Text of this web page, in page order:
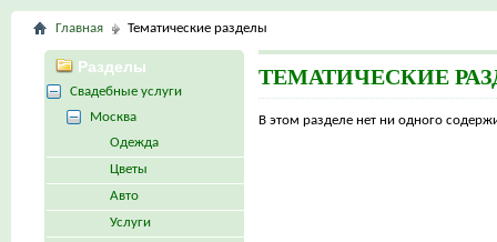
Главная Тематические разделы
ТЕМАТИЧЕСКИЕ
В этом разделе нет ни одного
Разделы
Свадебные услуги
Москва
Одежда
Цветы
Авто
Услуги